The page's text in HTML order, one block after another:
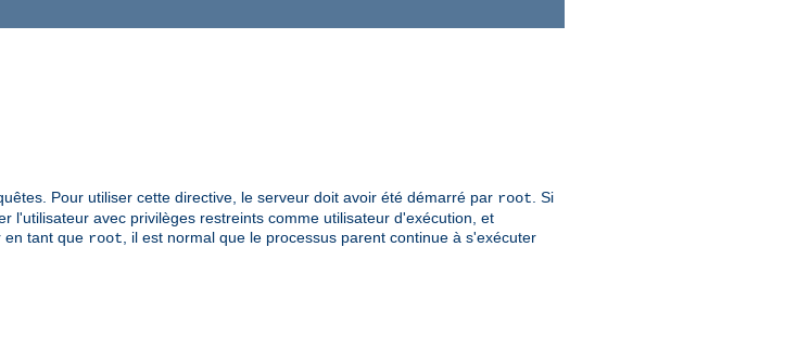
Pour utiliser cette directive, le serveur doit avoir été démarré par root . Si
l'utilisateur avec privilèges restreints comme utilisateur d'exécution, et
en tant que root , il est normal que le processus parent continue à s'exécuter